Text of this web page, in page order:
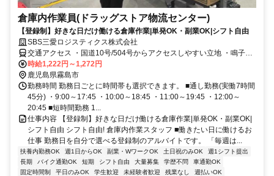
倉庫内作業員(ドラッグストア物流センター)
【登録制】好きな日だけ働ける倉庫作業|単発OK・副業OK|シフト自由
SBS三愛ロジスティクス株式会社
交通アクセス ・国道10号/504号からアクセスしやすい立地 ・鳴子前
食堂さんを入ってすぐ ・国分ICから西へ車で約3分 ■通勤手段 ・車通
勤/バイク通勤/自転車通勤OK
時給1,222円～1,272円
鹿児島県霧島市
勤務時間 勤務日ごとに時間帯も選択できます。 ■通し勤務(実働7時間
45分) ・9:00～17:45 ・10:00～18:45 ・11:00～19:45 ・12:00～
20:45 ■短時間勤務 1...
仕事内容 【登録制】好きな日だけ働ける倉庫作業|単発OK・副業OK|
シフト自由 シフト自由! 倉庫内作業スタッフ ■働きたい日に働けるお
仕事 勤務日を自分で選べる登録制のアルバイトです。 「毎週は...
扶養内勤務OK 週1日からOK 副業・WワークOK 土日祝のみOK
週1シフト提出
長期
バイク通勤OK 短期 シフト自由 大量募集 学歴不問
車通勤OK
固定時間制
平日のみOK 学生歓迎 未経験者歓迎 残業なし
週払いOK